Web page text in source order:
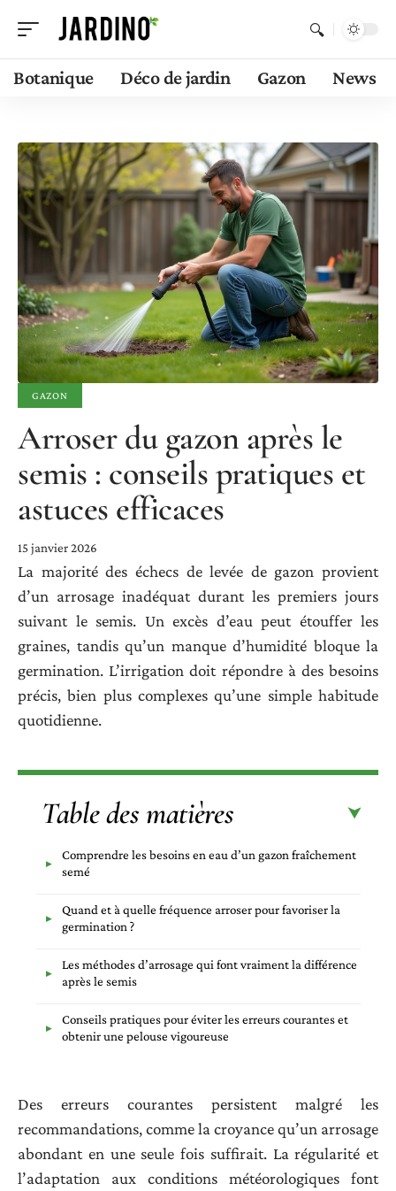
Botanique Déco de jardin Gazon News
GAZON
Arroser du gazon après le
semis : conseils pratiques et
astuces efficaces
15 janvier 2026
La majorité des échecs de levée de gazon provient
d’un arrosage inadéquat durant les premiers jours
suivant le semis. Un excès d’eau peut étouffer les
graines, tandis qu’un manque d’humidité bloque la
germination. L’irrigation doit répondre à des besoins
précis, bien plus complexes qu’une simple habitude
quotidienne.
Table des matières
Comprendre les besoins en eau d’un gazon fraîchement
semé
Quand et à quelle fréquence arroser pour favoriser la
germination ?
Les méthodes d’arrosage qui font vraiment la différence
après le semis
Conseils pratiques pour éviter les erreurs courantes et
obtenir une pelouse vigoureuse
Des erreurs courantes persistent malgré les
recommandations, comme la croyance qu’un arrosage
abondant en une seule fois suffirait. La régularité et
l’adaptation aux conditions météorologiques font